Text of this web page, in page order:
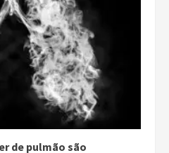
de pulmão são